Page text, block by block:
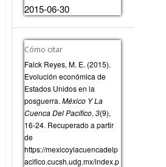
2015-06-30
Cómo citar
Falck Reyes, M. E. (2015).
Evolución económica de
Estados Unidos en la
posguerra. México Y La
Cuenca Del Pacífico, 3(9),
16-24. Recuperado a partir
de
https://mexicoylacuencadelp
acifico.cucsh.udg.mx/index.p